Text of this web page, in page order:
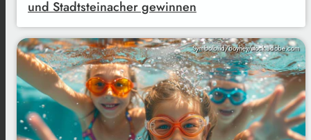
und Stadtsteinacher gewinnen
Symbolbild/boyhey/stock.adobe.com